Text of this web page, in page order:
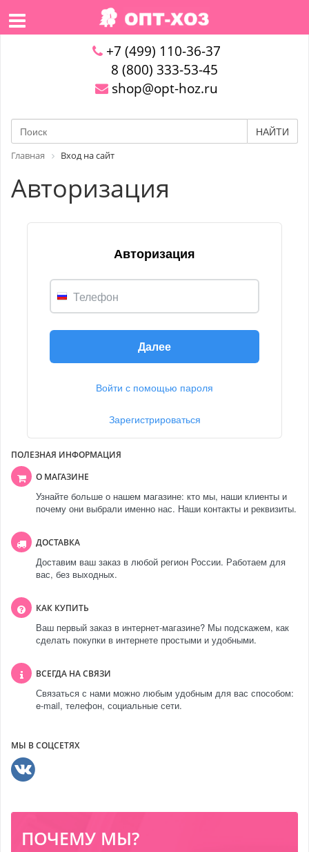
+7 (499) 110-36-37
8 (800) 333-53-45
shop@opt-hoz.ru
НАЙТИ
Главная Вход на сайт
Авторизация
Авторизация
Телефон
Далее
Войти с помощью пароля
Зарегистрироваться
ПОЛЕЗНАЯ ИНФОРМАЦИЯ
О МАГАЗИНЕ
Узнайте больше о нашем магазине: кто мы, наши клиенты и
почему они выбрали именно нас. Наши контакты и реквизиты.
ДОСТАВКА
Доставим ваш заказ в любой регион России. Работаем для
вас, без выходных.
КАК КУПИТЬ
Ваш первый заказ в интернет-магазине? Мы подскажем, как
сделать покупки в интернете простыми и удобными.
ВСЕГДА НА СВЯЗИ
Связаться с нами можно любым удобным для вас способом:
e-mail, телефон, социальные сети.
МЫ В СОЦСЕТЯХ
ПОЧЕМУ МЫ?